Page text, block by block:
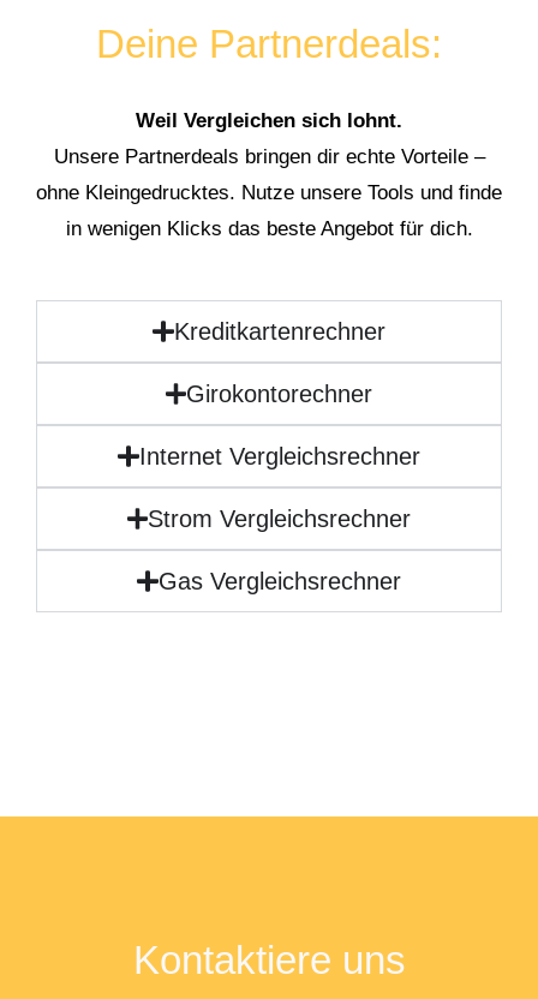
Deine Partnerdeals:
Weil Vergleichen sich lohnt.
Unsere Partnerdeals bringen dir echte Vorteile –
ohne Kleingedrucktes. Nutze unsere Tools und finde
in wenigen Klicks das beste Angebot für dich.
Kreditkartenrechner
Girokontorechner
Internet Vergleichsrechner
Strom Vergleichsrechner
Gas Vergleichsrechner
Kontaktiere uns